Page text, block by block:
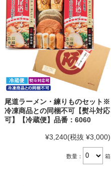
尾道ラーメン・練りものセット※
冷凍商品との同梱不可【熨斗対応
可】【冷蔵便】品番：6060
¥3,240(税抜 ¥3,000)
数量： 箱